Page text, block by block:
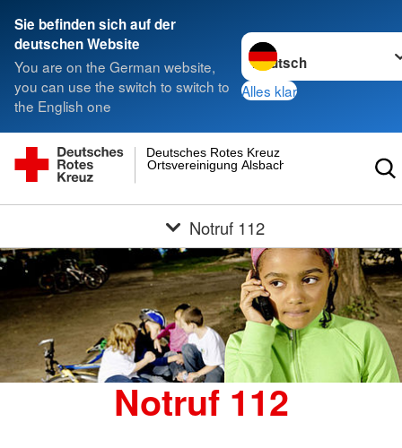
Sie befinden sich auf der
deutschen Website
You are on the German website,
you can use the switch to switch to
the English one
Sprache wechseln zu
Alles klar
Ortsvereinigung Alsbach
Deutsches Rotes Kreuz
Notruf 112
Notruf 112